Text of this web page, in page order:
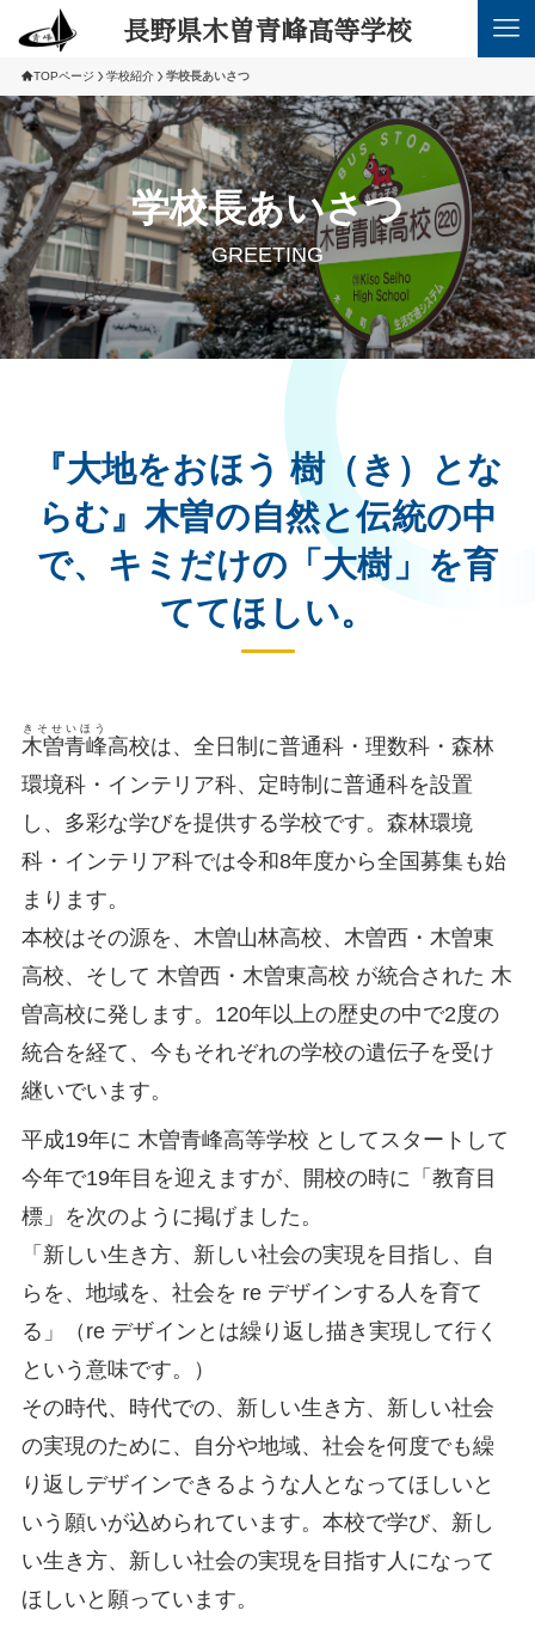
長野県木曽青峰高等学校
TOPページ 学校紹介 学校長あいさつ
学校長あいさつ
GREETING
『大地をおほう 樹（き）とな
らむ』木曽の自然と伝統の中
で、 キミだけの「大樹」を育
ててほしい。
木曽青峰
きそせいほう
高校は、全日制に普通科・理数科・森林
環境科・インテリア科、定時制に普通科を設置
し、多彩な学びを提供する学校です。森林環境
科・インテリア科では令和8年度から全国募集も始
まります。
本校はその源を、木曽山林高校、木曽西・木曽東
高校、そして 木曽西・木曽東高校 が統合された 木
曽高校に発します。120年以上の歴史の中で2度の
統合を経て、今もそれぞれの学校の遺伝子を受け
継いでいます。
平成19年に 木曽青峰高等学校 としてスタートして
今年で19年目を迎えますが、開校の時に「教育目
標」を次のように掲げました。
「新しい生き方、新しい社会の実現を目指し、自
らを、地域を、社会を re デザインする人を育て
る」（re デザインとは繰り返し描き実現して行く
という意味です。）
その時代、時代での、新しい生き方、新しい社会
の実現のために、自分や地域、社会を何度でも繰
り返しデザインできるような人となってほしいと
いう願いが込められています。本校で学び、新し
い生き方、新しい社会の実現を目指す人になって
ほしいと願っています。